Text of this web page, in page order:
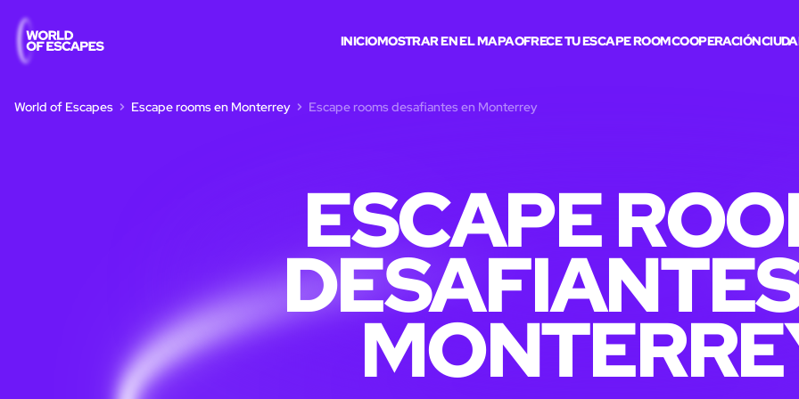
INICIOMOSTRAR EN EL MAPAOFRECE TU ESCAPE ROOMCOOPERACIÓN
World of Escapes Escape rooms en Monterrey Escape rooms desafiantes en Monterrey
ESCAPE